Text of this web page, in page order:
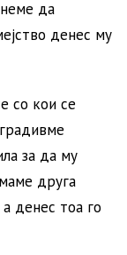
да
денес му
со кои се
за да му
друга
денес тоа го